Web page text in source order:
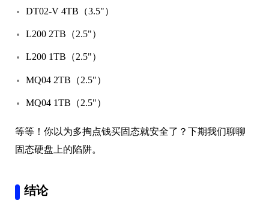
DT02-V 4TB（3.5"）
L200 2TB（2.5"）
L200 1TB（2.5"）
MQ04 2TB（2.5"）
MQ04 1TB（2.5"）
等等！你以为多掏点钱买固态就安全了？下期我们聊聊
固态硬盘上的陷阱。
结论